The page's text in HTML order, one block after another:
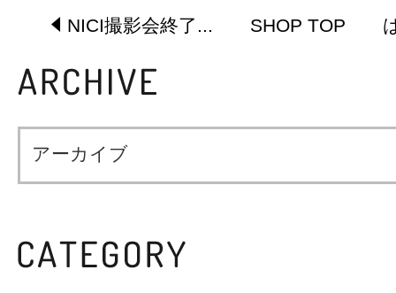
NICI撮影会終了... SHOP TOP
アーカイブ